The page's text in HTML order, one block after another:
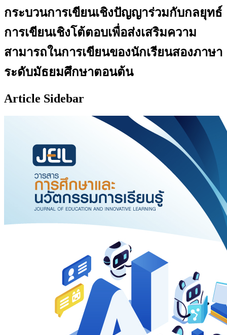
กระบวนการเขียนเชิงปัญญาร่วมกับกลยุทธ์
การเขียนเชิงโต้ตอบเพื่อส่งเสริมความ
สามารถในการเขียนของนักเรียนสองภาษา
ระดับมัธยมศึกษาตอนต้น
Article Sidebar